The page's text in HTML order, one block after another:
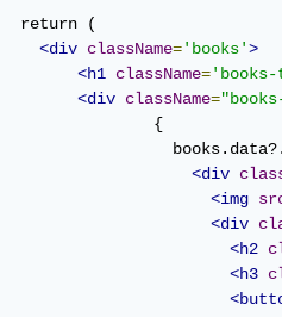
  return (
<div className='books'>
<h1 className=
<div className=
                {
<div
<img
<div
<h2
<h3